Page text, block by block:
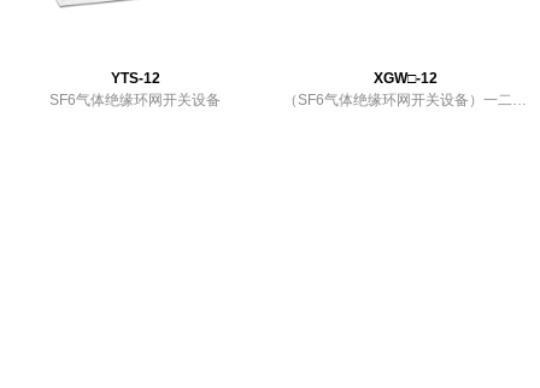
YTS-12
SF6气体绝缘环网开关设备
XGW□-12
（SF6气体绝缘环网开关设备）一二次